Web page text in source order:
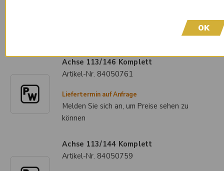
Melden Sie sich an, um Preise sehen zu
Achse 113/146 Komplett
Artikel-Nr. 84050761
Liefertermin auf Anfrage
Melden Sie sich an, um Preise sehen zu
können
Achse 113/144 Komplett
Artikel-Nr. 84050759
OK